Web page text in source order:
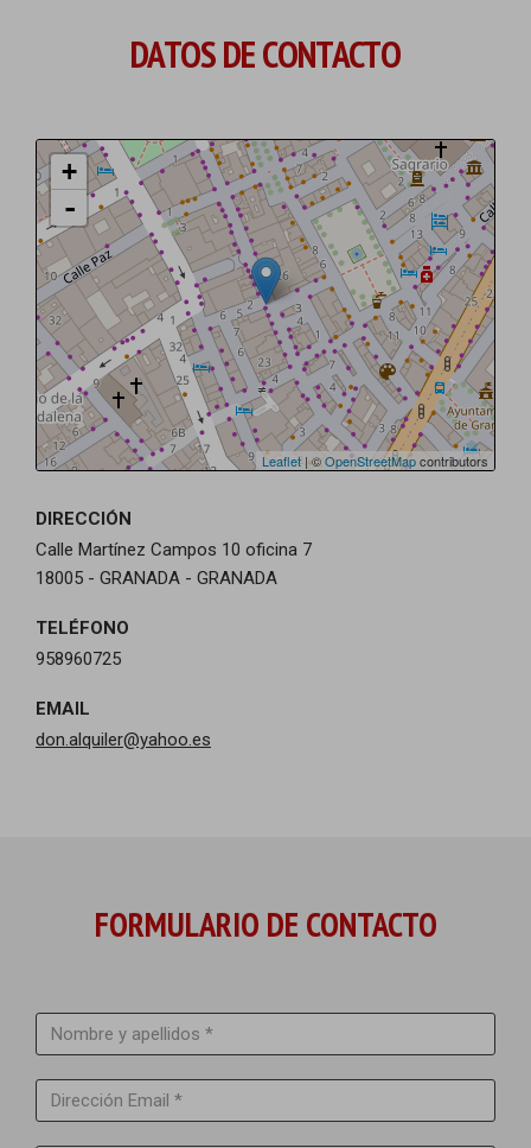
DATOS DE CONTACTO
+
-
Leaflet| ©OpenStreetMapcontributors
DIRECCIÓN
Calle Martínez Campos 10 oficina 7
18005 - GRANADA - GRANADA
TELÉFONO
958960725
EMAIL
don.alquiler@yahoo.es
FORMULARIO DE CONTACTO